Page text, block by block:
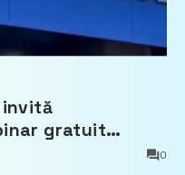
invită
gratuit
pe bunurile
0